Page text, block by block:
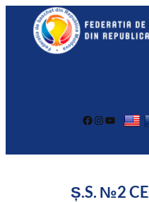
Перейти
содержимому
Facebook Instagram YouTube
Ș.S. №2